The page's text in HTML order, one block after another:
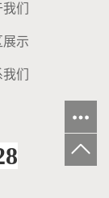
们
展示
们